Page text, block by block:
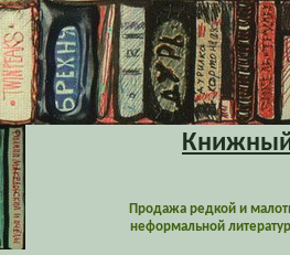
Книжный
Продажа редкой и
неформальной